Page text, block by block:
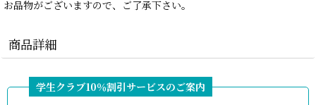
お品物がございますので、ご了承下さい。
商品詳細